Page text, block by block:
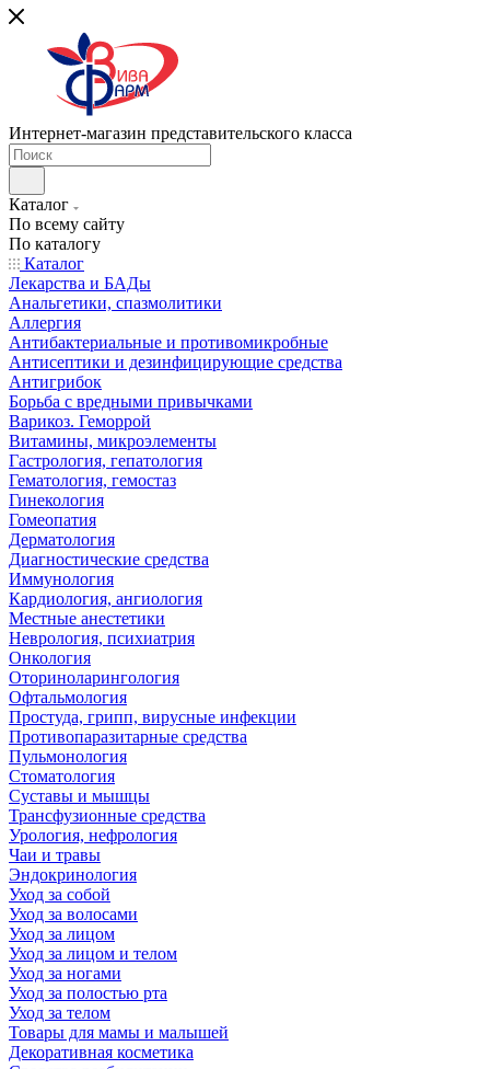
Интернет-магазин представительского класса
Каталог
По всему сайту
По каталогу
Каталог
Лекарства и БАДы
Анальгетики, спазмолитики
Аллергия
Антибактериальные и противомикробные
Антисептики и дезинфицирующие средства
Антигрибок
Борьба с вредными привычками
Варикоз. Геморрой
Витамины, микроэлементы
Гастрология, гепатология
Гематология, гемостаз
Гинекология
Гомеопатия
Дерматология
Диагностические средства
Иммунология
Кардиология, ангиология
Местные анестетики
Неврология, психиатрия
Онкология
Оториноларингология
Офтальмология
Простуда, грипп, вирусные инфекции
Противопаразитарные средства
Пульмонология
Стоматология
Суставы и мышцы
Трансфузионные средства
Урология, нефрология
Чаи и травы
Эндокринология
Уход за собой
Уход за волосами
Уход за лицом
Уход за лицом и телом
Уход за ногами
Уход за полостью рта
Уход за телом
Товары для мамы и малышей
Декоративная косметика